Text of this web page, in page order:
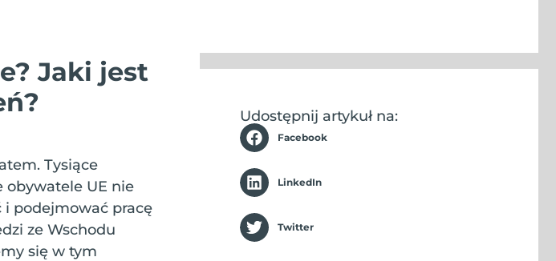
Jaki jest
Tysiące
obywatele UE nie
i podejmować pracę
ze Wschodu
się w tym
Udostępnij artykuł na:
Facebook
LinkedIn
Twitter